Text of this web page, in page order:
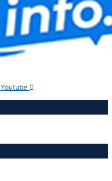
Youtube